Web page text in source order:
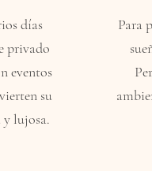
días
privado
eventos
su
y lujosa.
Para